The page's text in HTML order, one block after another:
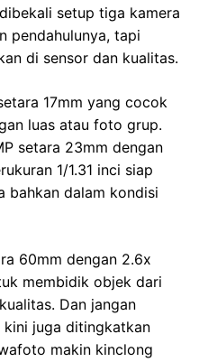
setup tiga kamera
pendahulunya, tapi
di sensor dan kualitas.
17mm yang cocok
luas atau foto grup.
setara 23mm dengan
1/1.31 inci siap
bahkan dalam kondisi
60mm dengan 2.6x
membidik objek dari
Dan jangan
kini juga ditingkatkan
makin kinclong